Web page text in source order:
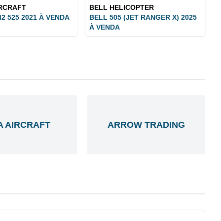
525 2021 À VENDA
BELL HELICOPTER
BELL 505 (JET RANGER X) 2025
À VENDA
AIRCRAFT ARROW TRADING